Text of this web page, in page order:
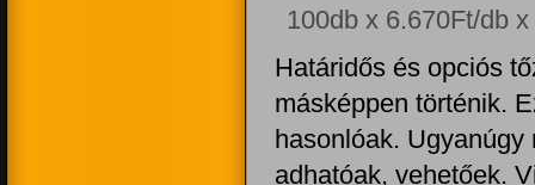
100db x 6.670Ft/db
Határidős és opciós
másképpen történik.
hasonlóak.
adhatóak, vehetőek.